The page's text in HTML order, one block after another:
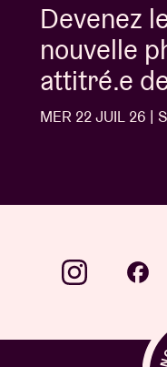
Album of
'Doctrine
Ngonda
MER 1 JUIL 26 |